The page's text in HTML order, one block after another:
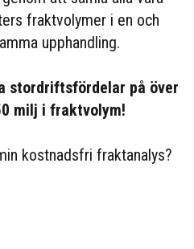
fraktvolymer i en och
upphandling.
stordriftsfördelar på över
milj i fraktvolym!
kostnadsfri fraktanalys?